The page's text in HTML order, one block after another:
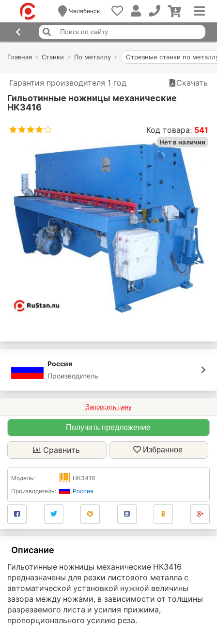
Челябинск
Главная Станки По металлу Отрезные станки по
Гарантия производителя 1 год Скачать
Гильотинные ножницы механические
НК3416
Код товара: 541
Нет в наличии
Россия
Производитель
Запросить цену
Получить предложение
Сравнить Избранное
Модель:
НК3416
Производитель:
Россия
Описание
Гильотинные ножницы механические НК3416
предназначены для резки листового металла с
автоматической установкой нужной величины
зазора между ножами, в зависимости от толщины
разрезаемого листа и усилия прижима,
пропорционального усилию реза.